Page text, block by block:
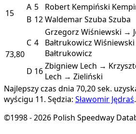
15
A 5 Robert Kempiński
B 12Waldemar Szuba Szuba
73,80
C 4
Grzegorz Wiśniewski →
Bałtrukowicz
Bałtrukowicz
D 16Zbigniew Lech →
Lech → Zieliński
Najlepszy czas dnia 70,20 sek.
wyścigu 11. Sędzia: Sławomir Jędraś.
©1998 - 2026 Polish Speedway